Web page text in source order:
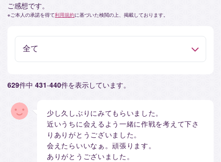
ご感想です。
ご本人の承諾を得て利用規約に基づいた検閲の上、掲載しております。
629件中 431-440件を表示しています。
少し久しぶりにみてもらいました。
近いうちに会えるよう一緒に作戦を考えて下さ
りありがとうございました。
会えたらいいなぁ。頑張ります。
ありがとうございました。